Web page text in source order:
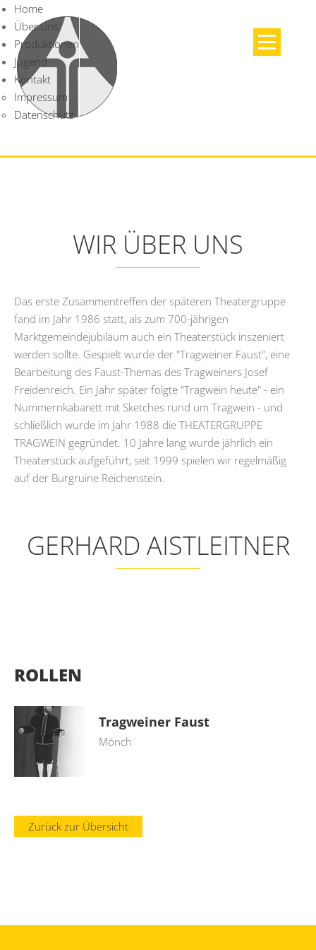
Home
Über uns
Produktionen
Jugend
Kontakt
Impressum
Datenschutz
WIR ÜBER UNS
Das erste Zusammentreffen der späteren Theatergruppe
fand im Jahr 1986 statt, als zum 700-jährigen
Marktgemeindejubiläum auch ein Theaterstück inszeniert
werden sollte. Gespielt wurde der "Tragweiner Faust", eine
Bearbeitung des Faust-Themas des Tragweiners Josef
Freidenreich. Ein Jahr später folgte "Tragwein heute" - ein
Nummernkabarett mit Sketches rund um Tragwein - und
schließlich wurde im Jahr 1988 die THEATERGRUPPE
TRAGWEIN gegründet. 10 Jahre lang wurde jährlich ein
Theaterstück aufgeführt, seit 1999 spielen wir regelmäßig
auf der Burgruine Reichenstein.
GERHARD AISTLEITNER
ROLLEN
Tragweiner Faust
Mönch
Zurück zur Übersicht